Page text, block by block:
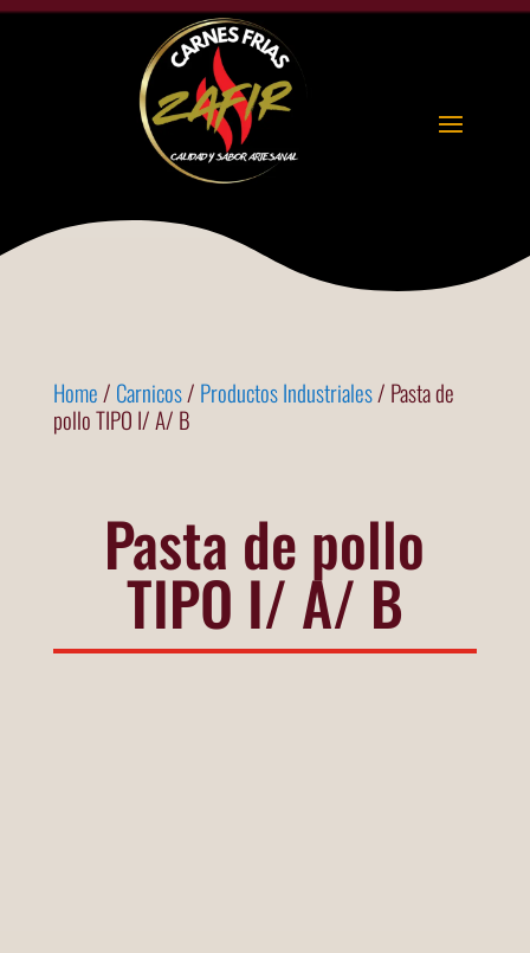
Home/ Carnicos/ Productos Industriales/ Pasta de
pollo TIPO I/ A/ B
Pasta de pollo
TIPO I/ A/ B